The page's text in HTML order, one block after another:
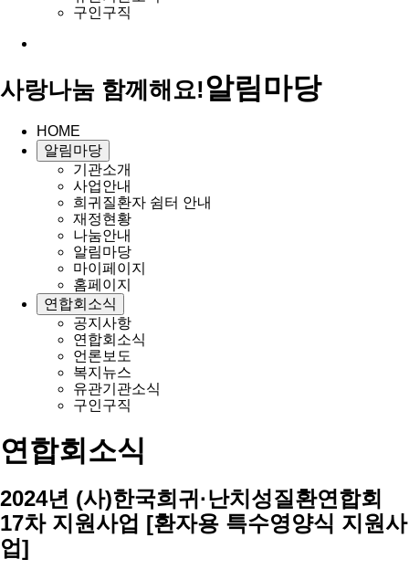
구인구직
사랑나눔 함께해요!알림마당
HOME
알림마당
기관소개
사업안내
희귀질환자 쉼터 안내
재정현황
나눔안내
알림마당
마이페이지
홈페이지
연합회소식
공지사항
연합회소식
언론보도
복지뉴스
유관기관소식
구인구직
연합회소식
2024년 (사)한국희귀·난치성질환연합회
17차 지원사업 [환자용 특수영양식 지원사
업]